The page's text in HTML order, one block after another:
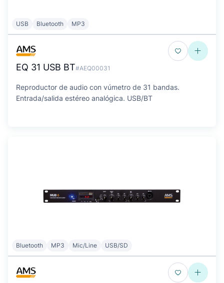
USB Bluetooth MP3
EQ 31 USB BT#AEQ00031
Reproductor de audio con vúmetro de 31 bandas.
Entrada/salida estéreo analógica. USB/BT
Bluetooth MP3 Mic/Line USB/SD